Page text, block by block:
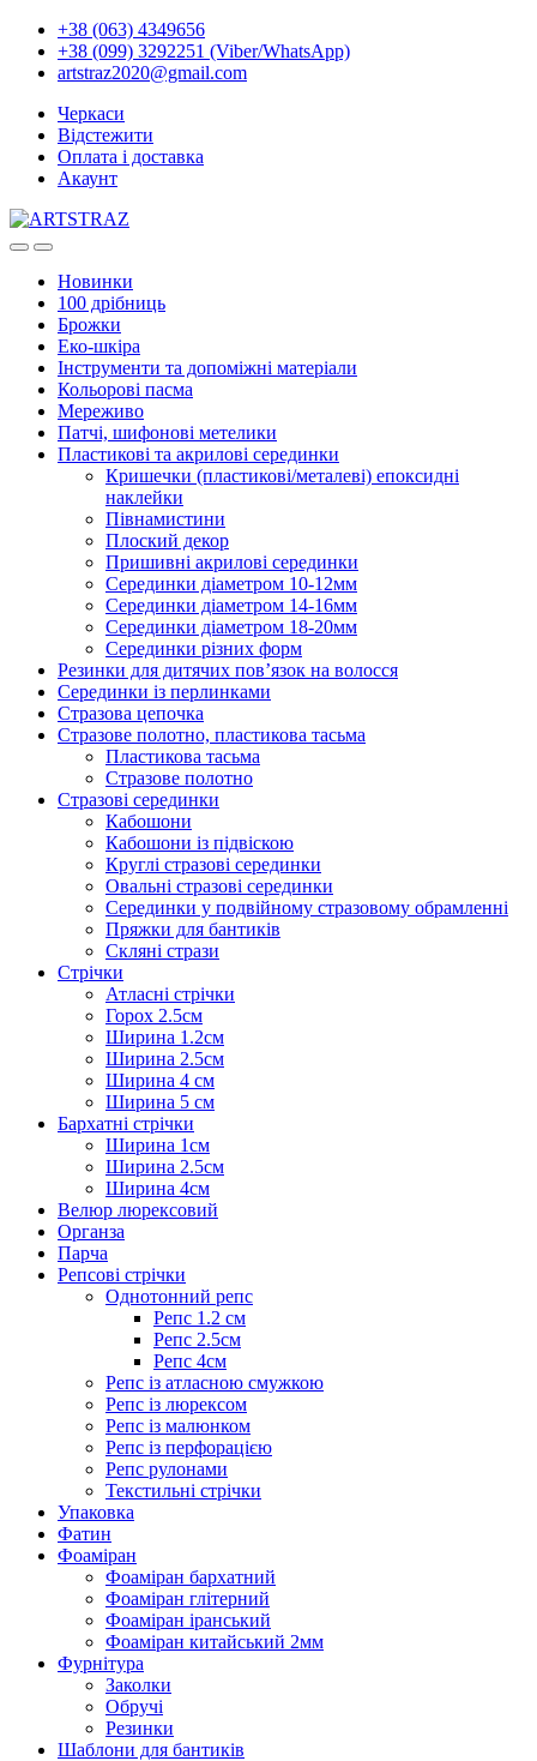
+38 (063) 4349656
+38 (099) 3292251 (Viber/WhatsApp)
artstraz2020@gmail.com
Черкаси
Відстежити
Оплата і доставка
Акаунт
Новинки
100 дрібниць
Брожки
Еко-шкіра
Інструменти та допоміжні матеріали
Кольорові пасма
Мереживо
Патчі, шифонові метелики
Пластикові та акрилові серединки
Кришечки (пластикові/металеві) епоксидні
наклейки
Півнамистини
Плоский декор
Пришивні акрилові серединки
Серединки діаметром 10-12мм
Серединки діаметром 14-16мм
Серединки діаметром 18-20мм
Серединки різних форм
Резинки для дитячих пов’язок на волосся
Серединки із перлинками
Стразова цепочка
Стразове полотно, пластикова тасьма
Пластикова тасьма
Стразове полотно
Стразові серединки
Кабошони
Кабошони із підвіскою
Круглі стразові серединки
Овальні стразові серединки
Серединки у подвійному стразовому обрамленні
Пряжки для бантиків
Скляні стрази
Стрічки
Атласні стрічки
Горох 2.5см
Ширина 1.2см
Ширина 2.5см
Ширина 4 см
Ширина 5 см
Бархатні стрічки
Ширина 1см
Ширина 2.5см
Ширина 4см
Велюр люрексовий
Органза
Парча
Репсові стрічки
Однотонний репс
Репс 1.2 см
Репс 2.5см
Репс 4см
Репс із атласною смужкою
Репс із люрексом
Репс із малюнком
Репс із перфорацією
Репс рулонами
Текстильні стрічки
Упаковка
Фатин
Фоаміран
Фоаміран бархатний
Фоаміран глітерний
Фоаміран іранський
Фоаміран китайський 2мм
Фурнітура
Заколки
Обручі
Резинки
Шаблони для бантиків